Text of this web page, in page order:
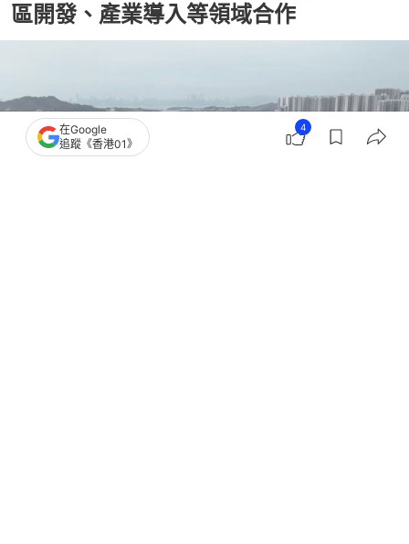
區開發、產業導入等領域合作
在Google
追蹤《香港01》
4